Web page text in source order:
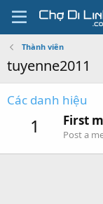
Thành viên
tuyenne2011
Các danh hiệu
1 First
Post a